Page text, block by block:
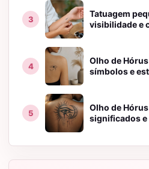
Tatuagem
visibilidade e
Olho de
símbolos e
Olho de
significados e